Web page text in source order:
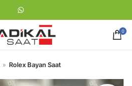
0
Rolex Bayan Saat